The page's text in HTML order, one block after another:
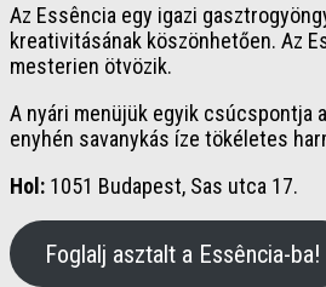
Az Essência egy igazi
kreativitásának köszönhetően. Az
mesterien ötvözik.
A nyári menüjük egyik csúcspontja
enyhén savanykás íze tökéletes
Hol: 1051 Budapest, Sas utca 17.
Foglalj asztalt a Essência-ba!